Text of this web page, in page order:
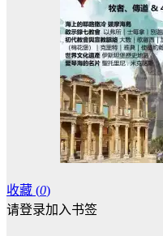
收藏 (0)
请登录加入书签